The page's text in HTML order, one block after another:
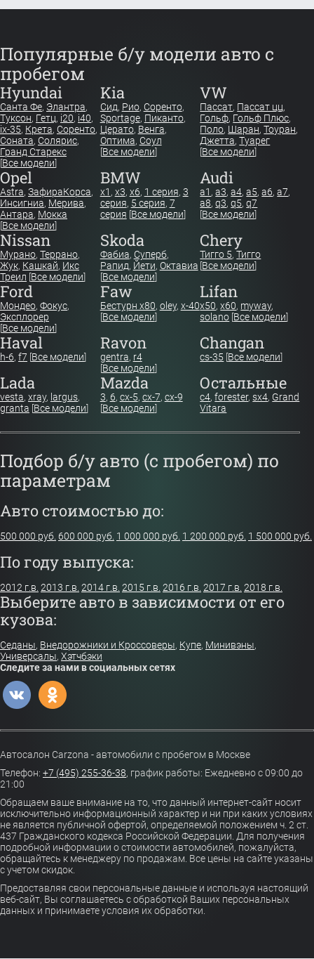
Популярные б/у модели авто с
пробегом
Hyundai
Санта Фе, Элантра,
Туксон, Гетц, i20, i40,
ix-35, Крета, Соренто,
Соната, Солярис,
Гранд Старекс
[Все модели]
Kia
Сид, Рио, Соренто,
Sportage, Пиканто,
Церато, Венга,
Оптима, Соул
[Все модели]
VW
Пассат, Пассат цц,
Гольф, Гольф Плюс,
Поло, Шаран,Тоуран,
Джетта,Туарег
[Все модели]
Opel
Astra, ЗафираКорса,
Инсигниа, Мерива,
Антара, Мокка
[Все модели]
BMW
x1 , x3, x6, 1 серия, 3
серия, 5 серия, 7
серия [Все модели]
Audi
a1 ,a3,a4,a5,a6,a7,
a8,q3,q5,q7
[Все модели]
Nissan
Мурано, Террано,
Жук, Кашкай, Икс
Треил [Все модели]
Skoda
Фабиа, Суперб,
Рапид, Йети, Октавиа
[Все модели]
Chery
Тигго 5,Тигго
[Все модели]
Ford
Мондео, Фокус,
Эксплорер
[Все модели]
Faw
Бестурн х80, oley, x-40
[Все модели]
Lifan
x50,x60, myway,
solano [Все модели]
Haval
h-6, f7 [Все модели]
Ravon
gentra, r4
[Все модели]
Changan
cs-35 [Все модели]
Lada
vesta, xray, largus,
granta [Все модели]
Mazda
3, 6, cx-5, cx-7, cx-9
[Все модели]
Остальные
c4,forester,sx4, Grand
Vitara
Подбор б/у авто (с пробегом) по
параметрам
Авто стоимостью до:
500 000 руб. 600 000 руб. 1 000 000 руб. 1 200 000 руб. 1 500 000 руб.
По году выпуска:
2012 г.в. 2013 г.в. 2014 г.в. 2015 г.в. 2016 г.в. 2017 г.в. 2018 г.в.
Выберите авто в зависимости от его
кузова:
Седаны, Внедорожники и Кроссоверы, Купе, Минивэны,
Универсалы, Хэтчбэки
Следите за нами в социальных сетях
Автосалон Carzona - автомобили с пробегом в Москве
Телефон: +7 (495) 255-36-38, график работы: Ежедневно с 09:00 до
21:00
Обращаем ваше внимание на то, что данный интернет-сайт носит
исключительно информационный характер и ни при каких условиях
не является публичной офертой, определяемой положением ч. 2 ст.
437 Гражданского кодекса Российской Федерации. Для получения
подробной информации о стоимости автомобилей, пожалуйста,
обращайтесь к менеджеру по продажам. Все цены на сайте указаны
с учетом скидок.
Предоставляя свои персональные данные и используя настоящий
веб-сайт, Вы соглашаетесь с обработкой Ваших персональных
данных и принимаете условия их обработки.